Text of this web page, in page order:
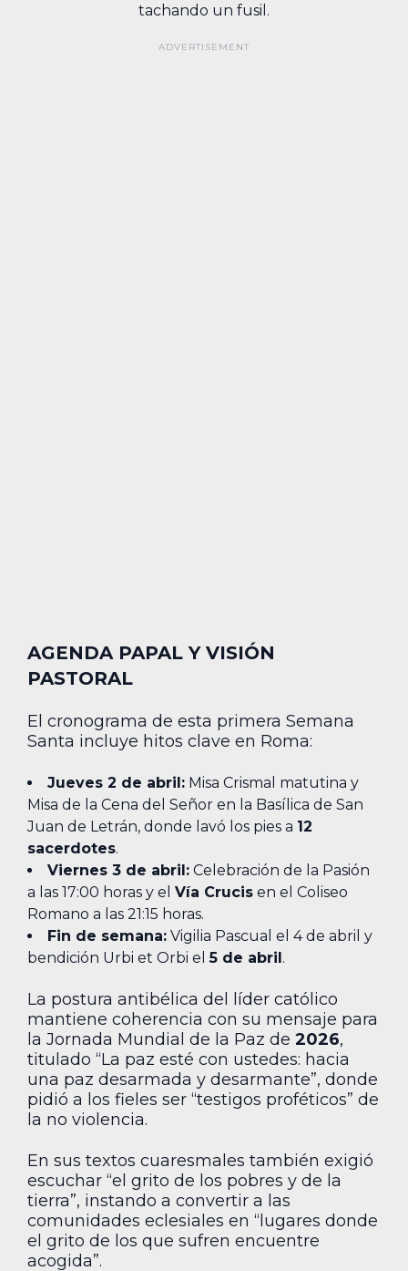
tachando un fusil.
AGENDA PAPAL Y VISIÓN
PASTORAL
El cronograma de esta primera Semana
Santa incluye hitos clave en Roma:
Jueves 2 de abril: Misa Crismal matutina y
Misa de la Cena del Señor en la Basílica de San
Juan de Letrán, donde lavó los pies a 12
sacerdotes.
Viernes 3 de abril: Celebración de la Pasión
a las 17:00 horas y el Vía Crucis en el Coliseo
Romano a las 21:15 horas.
Fin de semana: Vigilia Pascual el 4 de abril y
bendición Urbi et Orbi el5 de abril.
La postura antibélica del líder católico
mantiene coherencia con su mensaje para
la Jornada Mundial de la Paz de 2026,
titulado “La paz esté con ustedes: hacia
una paz desarmada y desarmante”, donde
pidió a los fieles ser “testigos proféticos” de
la no violencia.
En sus textos cuaresmales también exigió
escuchar “el grito de los pobres y de la
tierra”, instando a convertir a las
comunidades eclesiales en “lugares donde
el grito de los que sufren encuentre
acogida”.